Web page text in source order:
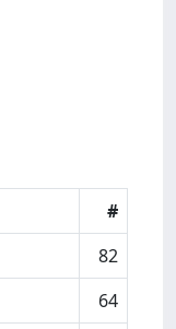
#
82
64